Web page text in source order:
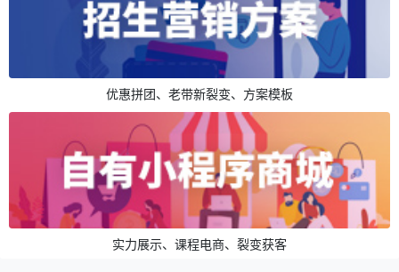
优惠拼团、老带新裂变、方案模板
实力展示、课程电商、裂变获客